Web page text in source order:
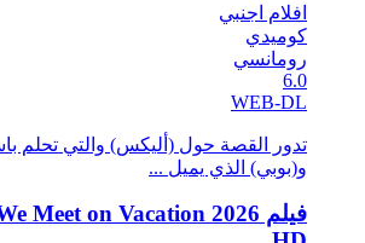
افلام اجنبي
كوميدي
رومانسي
6.0
WEB-DL
تدور القصة حول (أليكس) والتي تحلم
و(بوبي) الذي يميل ...